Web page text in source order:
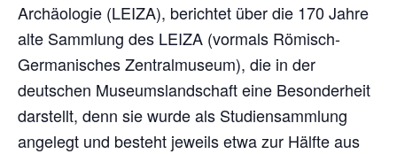
Archäologie (LEIZA), berichtet über die 170 Jahre
alte Sammlung des LEIZA (vormals Römisch-
Germanisches Zentralmuseum), die in der
deutschen Museumslandschaft eine Besonderheit
darstellt, denn sie wurde als Studiensammlung
angelegt und besteht jeweils etwa zur Hälfte aus